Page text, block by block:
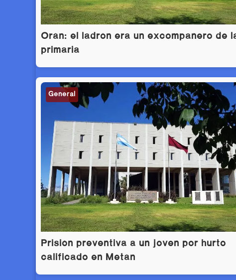
Orán: el ladrón era un excompañero de
primaria
General
Prisión preventiva a un joven por hurto
calificado en Metán